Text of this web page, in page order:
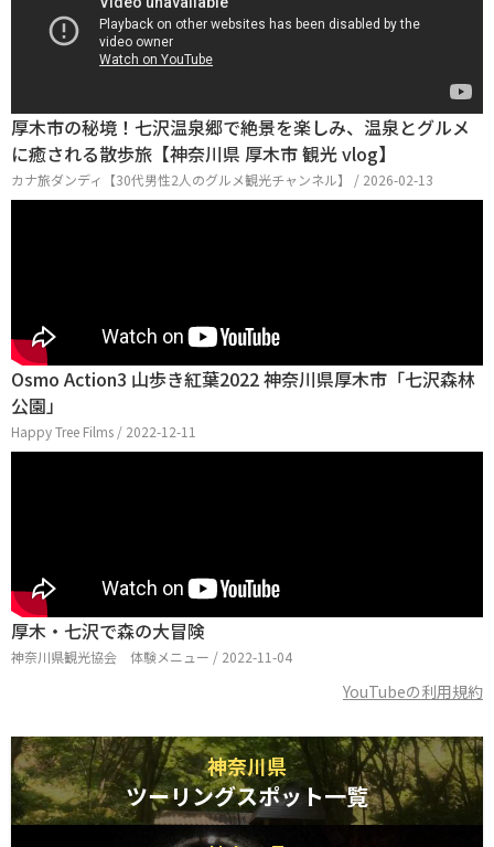
厚木市の秘境！七沢温泉郷で絶景を楽しみ、温泉とグルメ
に癒される散歩旅【神奈川県 厚木市 観光 vlog】
カナ旅ダンディ【30代男性2人のグルメ観光チャンネル】 / 2026-02-13
Osmo Action3 山歩き紅葉2022 神奈川県厚木市「七沢森林
公園」
Happy Tree Films / 2022-12-11
厚木・七沢で森の大冒険
神奈川県観光協会 体験メニュー / 2022-11-04
YouTubeの利用規約
神奈川県
ツーリングスポット一覧